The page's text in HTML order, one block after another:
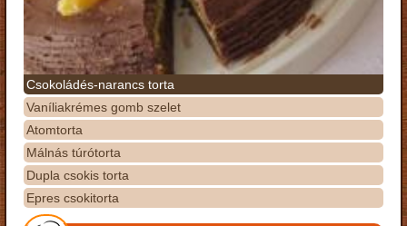
Csokoládés-narancs torta
Vaníliakrémes gomb szelet
Atomtorta
Málnás túrótorta
Dupla csokis torta
Epres csokitorta